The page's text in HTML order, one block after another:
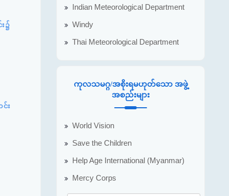
၌
း
Indian Meteorological Department
Windy
Thai Meteorological Department
ကုလသမဂ္ဂ/အစိုးရမဟုတ်သော အဖွဲ့
အစည်းများ
World Vision
Save the Children
Help Age International (Myanmar)
Mercy Corps